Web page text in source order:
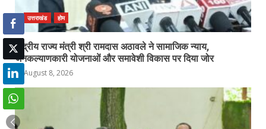
उत्तराखंड होम
केंद्रीय राज्य मंत्री श्री रामदास अठावले ने सामाजिक न्याय,
जनकल्याणकारी योजनाओं और समावेशी विकास पर दिया जोर
August 8, 2026